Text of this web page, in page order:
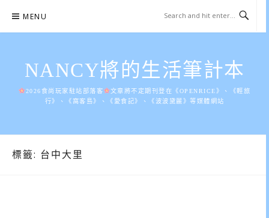
content
MENU
NANCY將的生活筆計本
2026食尚玩家駐站部落客
文章將不定期刊登在《OPENRICE》、《輕旅
行》、《窩客島》、《愛食記》、《波波黛麗》等媒體網站
標籤: 台中大里